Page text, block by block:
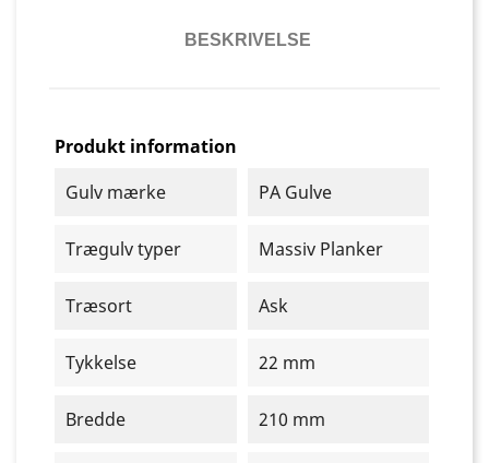
BESKRIVELSE
Produkt information
Gulv mærke
PA Gulve
Trægulv typer Massiv Planker
Træsort Ask
Tykkelse 22 mm
Bredde 210 mm